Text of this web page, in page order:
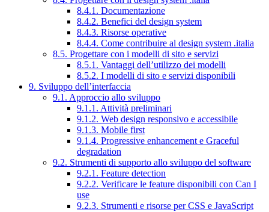
8.4.1. Documentazione
8.4.2. Benefici del design system
8.4.3. Risorse operative
8.4.4. Come contribuire al design system .italia
8.5. Progettare con i modelli di sito e servizi
8.5.1. Vantaggi dell’utilizzo dei modelli
8.5.2. I modelli di sito e servizi disponibili
9. Sviluppo dell’interfaccia
9.1. Approccio allo sviluppo
9.1.1. Attività preliminari
9.1.2. Web design responsivo e accessibile
9.1.3. Mobile first
9.1.4. Progressive enhancement e Graceful
degradation
9.2. Strumenti di supporto allo sviluppo del software
9.2.1. Feature detection
9.2.2. Verificare le feature disponibili con Can I
use
9.2.3. Strumenti e risorse per CSS e JavaScript